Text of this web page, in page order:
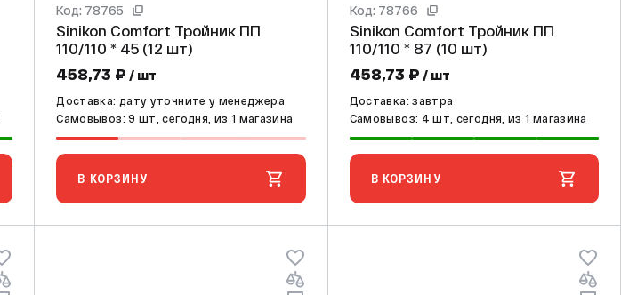
Код: 78765
Sinikon Comfort Тройник ПП
110/110 * 45 (12 шт)
458,73 ₽ / шт
Доставка: дату уточните у менеджера
Самовывоз: 9 шт, сегодня, из 1 магазина
В КОРЗИНУ
Код: 78766
Sinikon Comfort Тройник ПП
110/110 * 87 (10 шт)
458,73 ₽ / шт
Доставка: завтра
Самовывоз: 4 шт, сегодня, из1 магазина
В КОРЗИНУ